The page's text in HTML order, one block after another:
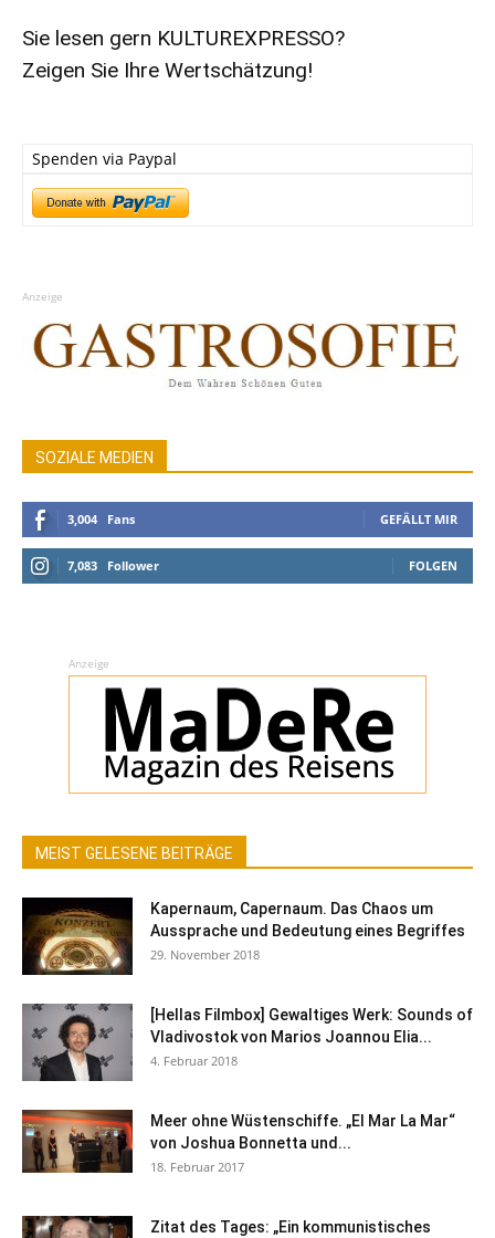
Sie lesen gern KULTUREXPRESSO?
Zeigen Sie Ihre Wertschätzung!
Spenden via Paypal
Anzeige
SOZIALE MEDIEN
3,004 Fans GEFÄLLT MIR
7,083 Follower FOLGEN
Anzeige
MEIST GELESENE BEITRÄGE
Kapernaum, Capernaum. Das Chaos um
Aussprache und Bedeutung eines Begriffes
29. November 2018
[Hellas Filmbox] Gewaltiges Werk: Sounds of
Vladivostok von Marios Joannou Elia...
4. Februar 2018
Meer ohne Wüstenschiffe. „El Mar La Mar“
von Joshua Bonnetta und...
18. Februar 2017
Zitat des Tages: „Ein kommunistisches